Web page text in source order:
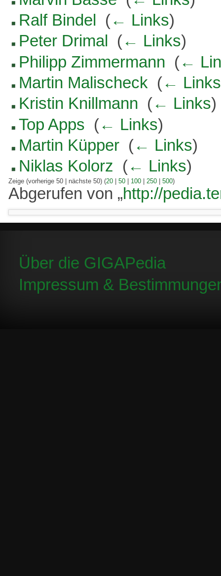
Ralf Bindel
(← Links)
Peter Drimal
(← Links)
Philipp Zimmermann (←
Martin Malischeck (← Links
Kristin Knillmann (← Links)
Top Apps (← Links)
Martin Küpper (← Links)
Niklas Kolorz
(← Links)
Zeige (vorherige 50 | nächste 50) (20 | 50 | 100 | 250 | 500)
Abgerufen von „http://
Über die GIGAPedia
Impressum &